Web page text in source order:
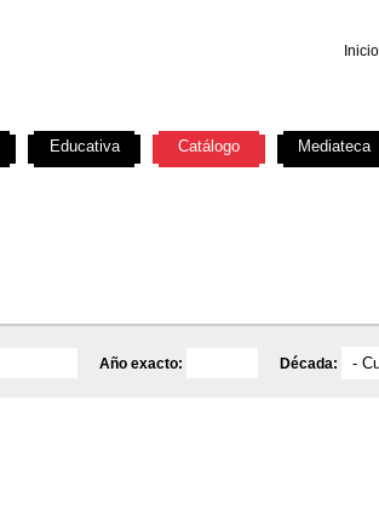
Inicio
Año exacto: Década:
Educativa Catálogo Mediateca